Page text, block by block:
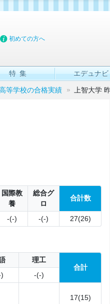
初めての方へ
特集 エデュナビ
等学校の合格実績 上智大学
国際教
養
総合グ
ロ
合計数
-(-) -(-) 27(26)
理工
合計
-(-)
17(15)